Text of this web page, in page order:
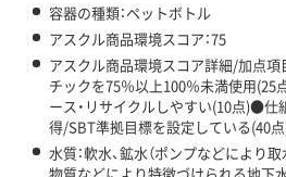
容器の種類：ペットボトル
アスクル商品環境スコア：75
アスクル商品環境スコア詳細/加点項
チックを75％以上100％未満使用(25
ース・リサイクルしやすい(10点)●仕
得/SBT準拠目標を設定している(40
水質：軟水、鉱水（ポンプなどにより